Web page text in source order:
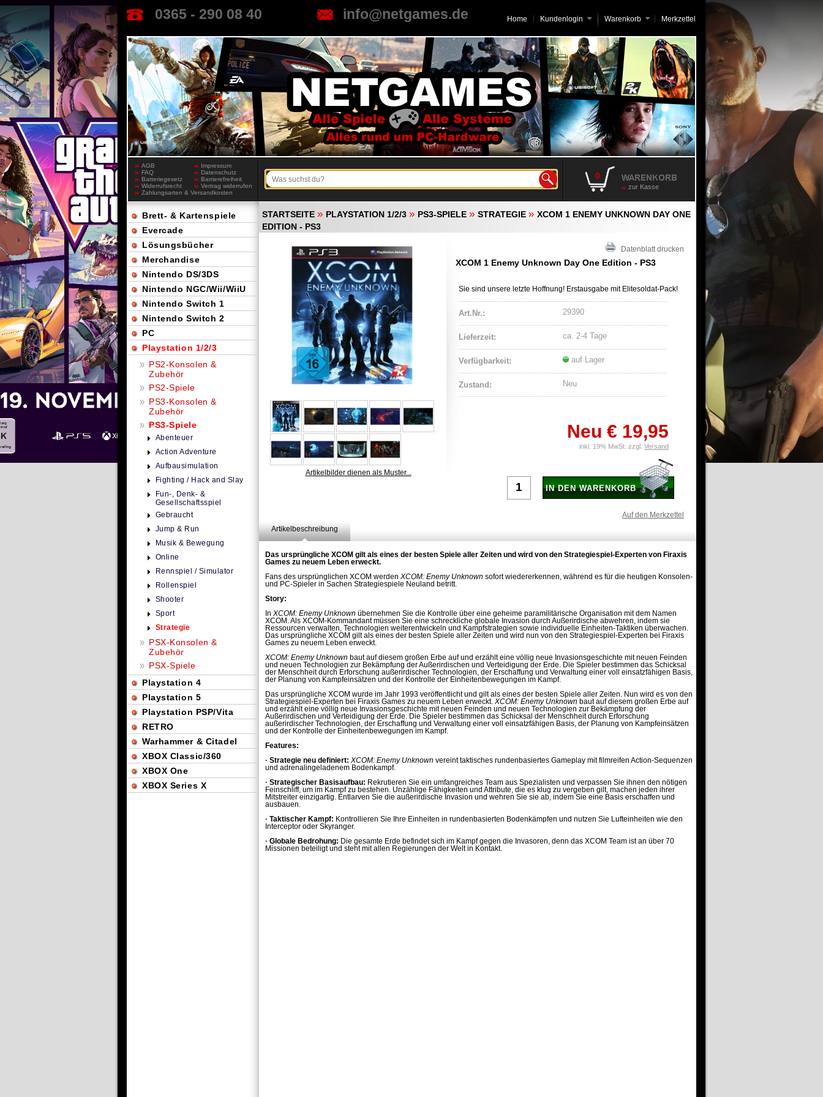
0365 - 290 08 40 info@netgames.de Home Kundenlogin Merkzettel
Warenkorb
AGB
Impressum
FAQ
Datenschutz
Batteriegesetz
Barrierefreiheit
Widerrufsrecht
Vertrag widerrufen
Zahlungsarten & Versandkosten
0
zur Kasse
STARTSEITE » PLAYSTATION 1/2/3 » PS3-SPIELE » STRATEGIE » XCOM 1 ENEMY UNKNOWN DAY ONE
EDITION - PS3
Artikelbilder dienen als Muster...
Datenblatt drucken
XCOM 1 Enemy Unknown Day One Edition - PS3
Sie sind unsere letzte Hoffnung! Erstausgabe mit Elitesoldat-Pack!
Art.Nr.: 29390
Lieferzeit: ca. 2-4 Tage
Verfügbarkeit: auf Lager
Zustand: Neu
Neu € 19,95
inkl. 19% MwSt. zzgl. Versand
IN DEN WARENKORB
Auf den Merkzettel
Artikelbeschreibung
Das ursprüngliche XCOM gilt als eines der besten Spiele aller Zeiten und wird von den Strategiespiel-Experten von Firaxis
Games zu neuem Leben erweckt.
Fans des ursprünglichen XCOM werden XCOM: Enemy Unknown sofort wiedererkennen, während es für die heutigen Konsolen-
und PC-Spieler in Sachen Strategiespiele Neuland betritt.
Story:
In XCOM: Enemy Unknown übernehmen Sie die Kontrolle über eine geheime paramilitärische Organisation mit dem Namen
XCOM. Als XCOM-Kommandant müssen Sie eine schreckliche globale Invasion durch Außerirdische abwehren, indem sie
Ressourcen verwalten, Technologien weiterentwickeln und Kampfstrategien sowie individuelle Einheiten-Taktiken überwachen.
Das ursprüngliche XCOM gilt als eines der besten Spiele aller Zeiten und wird nun von den Strategiespiel-Experten bei Firaxis
Games zu neuem Leben erweckt.
XCOM: Enemy Unknown baut auf diesem großen Erbe auf und erzählt eine völlig neue Invasionsgeschichte mit neuen Feinden
und neuen Technologien zur Bekämpfung der Außerirdischen und Verteidigung der Erde. Die Spieler bestimmen das Schicksal
der Menschheit durch Erforschung außerirdischer Technologien, der Erschaffung und Verwaltung einer voll einsatzfähigen Basis,
der Planung von Kampfeinsätzen und der Kontrolle der Einheitenbewegungen im Kampf.
Das ursprüngliche XCOM wurde im Jahr 1993 veröffentlicht und gilt als eines der besten Spiele aller Zeiten. Nun wird es von den
Strategiespiel-Experten bei Firaxis Games zu neuem Leben erweckt. XCOM: Enemy Unknown baut auf diesem großen Erbe auf
und erzählt eine völlig neue Invasionsgeschichte mit neuen Feinden und neuen Technologien zur Bekämpfung der
Außerirdischen und Verteidigung der Erde. Die Spieler bestimmen das Schicksal der Menschheit durch Erforschung
außerirdischer Technologien, der Erschaffung und Verwaltung einer voll einsatzfähigen Basis, der Planung von Kampfeinsätzen
und der Kontrolle der Einheitenbewegungen im Kampf.
Features:
· Strategie neu definiert: XCOM: Enemy Unknown vereint taktisches rundenbasiertes Gameplay mit filmreifen Action-Sequenzen
und adrenalingeladenem Bodenkampf.
· Strategischer Basisaufbau: Rekrutieren Sie ein umfangreiches Team aus Spezialisten und verpassen Sie ihnen den nötigen
Feinschliff, um im Kampf zu bestehen. Unzählige Fähigkeiten und Attribute, die es klug zu vergeben gilt, machen jeden ihrer
Mitstreiter einzigartig. Entlarven Sie die außerirdische Invasion und wehren Sie sie ab, indem Sie eine Basis erschaffen und
ausbauen.
· Taktischer Kampf: Kontrollieren Sie Ihre Einheiten in rundenbasierten Bodenkämpfen und nutzen Sie Lufteinheiten wie den
Interceptor oder Skyranger.
· Globale Bedrohung: Die gesamte Erde befindet sich im Kampf gegen die Invasoren, denn das XCOM Team ist an über 70
Missionen beteiligt und steht mit allen Regierungen der Welt in Kontakt.
Brett- & Kartenspiele
Evercade
Lösungsbücher
Merchandise
Nintendo DS/3DS
Nintendo NGC/Wii/WiiU
Nintendo Switch 1
Nintendo Switch 2
PC
Playstation 1/2/3
PS2-Konsolen &
Zubehör
PS2-Spiele
PS3-Konsolen &
Zubehör
PS3-Spiele
Abenteuer
Action Adventure
Aufbausimulation
Fighting / Hack and Slay
Fun-, Denk- &
Gesellschaftsspiel
Gebraucht
Jump & Run
Musik & Bewegung
Online
Rennspiel / Simulator
Rollenspiel
Shooter
Sport
Strategie
PSX-Konsolen &
Zubehör
PSX-Spiele
Playstation 4
Playstation 5
Playstation PSP/Vita
RETRO
Warhammer & Citadel
XBOX Classic/360
XBOX One
XBOX Series X